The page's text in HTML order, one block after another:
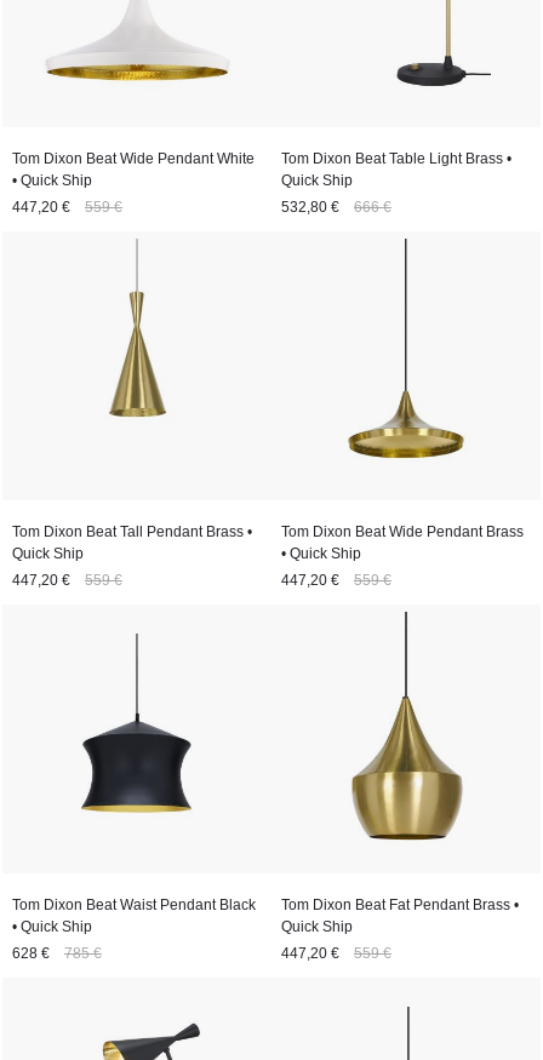
Tom Dixon Beat Wide Pendant White
• Quick Ship
447,20 €
559 €
Tom Dixon Beat Table Light Brass •
Quick Ship
532,80 €
666 €
Tom Dixon Beat Tall Pendant Brass •
Quick Ship
447,20 €
559 €
Tom Dixon Beat Wide Pendant Brass
• Quick Ship
447,20 €
559 €
Tom Dixon Beat Waist Pendant Black
• Quick Ship
628 €
785 €
Tom Dixon Beat Fat Pendant Brass •
Quick Ship
447,20 €
559 €